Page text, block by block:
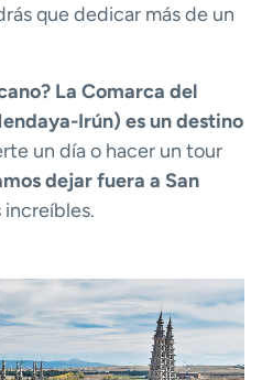
que dedicar más de un
La Comarca del
Irún) es un destino
un día o hacer un tour
dejar fuera a San
increíbles.